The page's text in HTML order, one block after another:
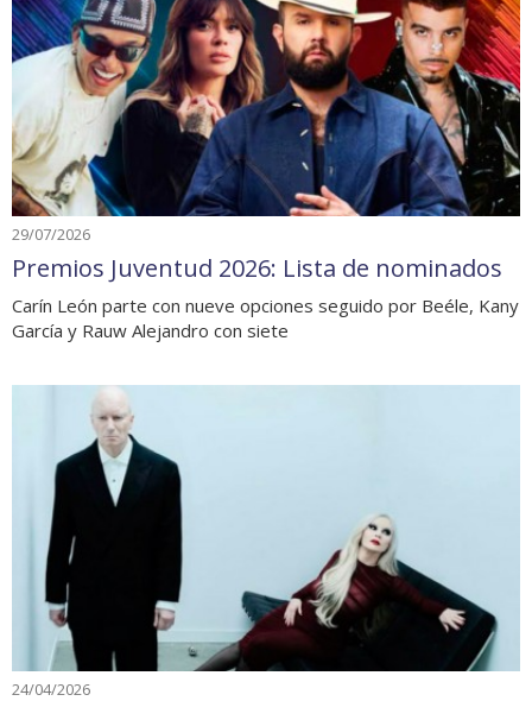
29/07/2026
Premios Juventud 2026: Lista de nominados
Carín León parte con nueve opciones seguido por Beéle, Kany
García y Rauw Alejandro con siete
24/04/2026